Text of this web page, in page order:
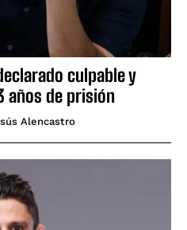
culpable y
años de prisión
Alencastro